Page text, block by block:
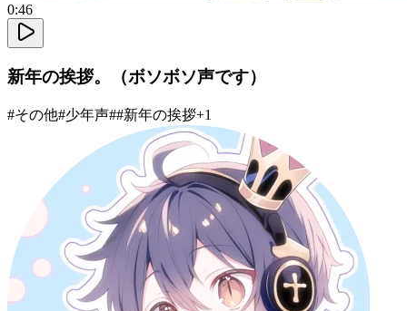
0:46
新年の挨拶。（ボソボソ声です）
#その他#少年声##新年の挨拶+1